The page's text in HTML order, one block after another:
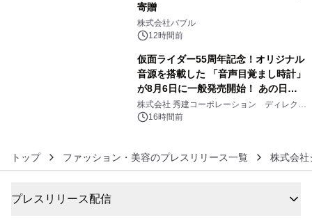
寄贈
株式会社バブル
12時間前
仮面ライダー55周年記念！オリジナル
音源を搭載した 「音声目覚まし時計」
が8月6日に一般発売開始！ あの日の
大興奮が今甦る
株式会社 秀建コーポレーション ディレクト
アートギャラリー
16時間前
トップ ファッション・美容のプレスリリース一覧 株式会社
プレスリリース配信